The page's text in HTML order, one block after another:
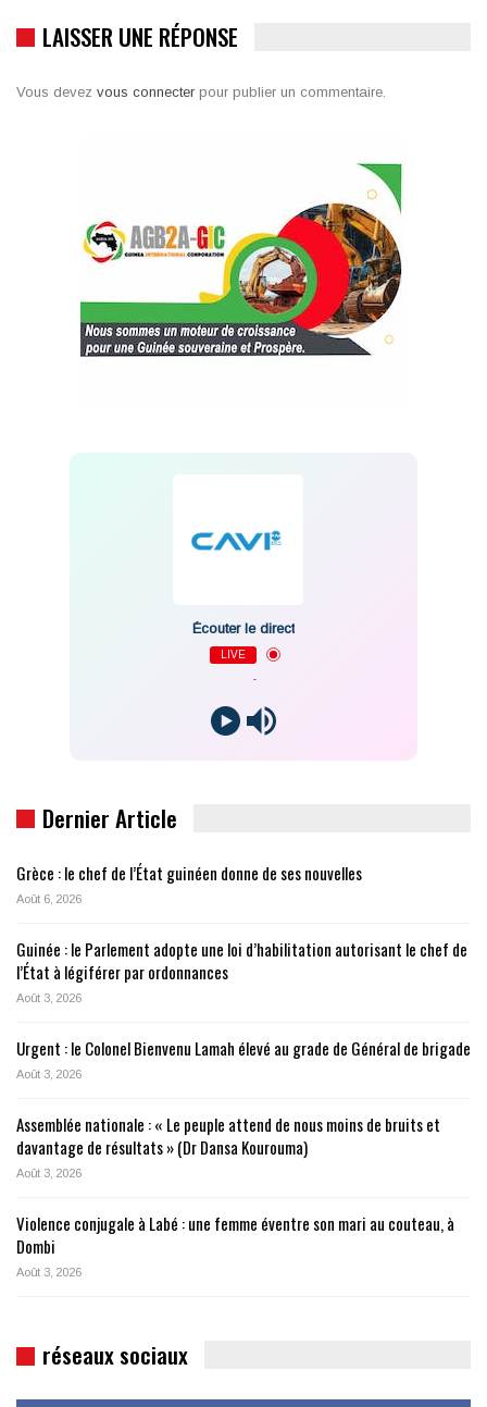
LAISSER UNE RÉPONSE
Vous devez vous connecter pour publier un commentaire.
Écouter le direct
LIVE
Dernier Article
Grèce : le chef de l’État guinéen donne de ses nouvelles
Août 6, 2026
Guinée : le Parlement adopte une loi d’habilitation autorisant le chef de
l’État à légiférer par ordonnances
Août 3, 2026
Urgent : le Colonel Bienvenu Lamah élevé au grade de Général de brigade
Août 3, 2026
Assemblée nationale : « Le peuple attend de nous moins de bruits et
davantage de résultats » (Dr Dansa Kourouma)
Août 3, 2026
Violence conjugale à Labé : une femme éventre son mari au couteau, à
Dombi
Août 3, 2026
réseaux sociaux